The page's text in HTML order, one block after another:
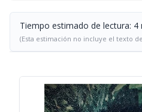
Tiempo estimado de lectura: 4
(Esta estimación no incluye el texto